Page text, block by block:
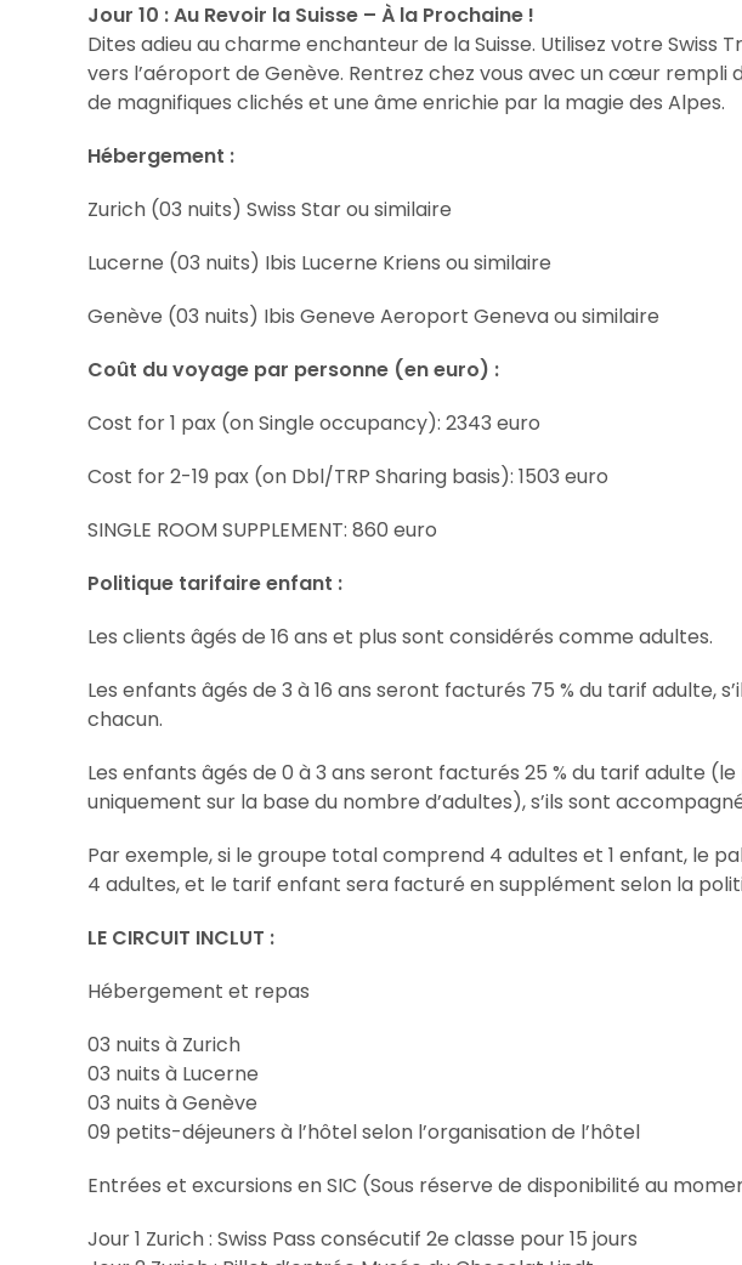
Jour 10 : Au Revoir la Suisse – À la Prochaine !
Dites adieu au charme enchanteur de la Suisse. Utilisez votre Swiss
vers l’aéroport de Genève. Rentrez chez vous avec un cœur rempli
de magnifiques clichés et une âme enrichie par la magie des Alpes.
Hébergement :
Zurich (03 nuits) Swiss Star ou similaire
Lucerne (03 nuits) Ibis Lucerne Kriens ou similaire
Genève (03 nuits) Ibis Geneve Aeroport Geneva ou similaire
Coût du voyage par personne (en euro) :
Cost for 1 pax (on Single occupancy): 2343 euro
Cost for 2-19 pax (on Dbl/TRP Sharing basis): 1503 euro
SINGLE ROOM SUPPLEMENT: 860 euro
Politique tarifaire enfant :
Les clients âgés de 16 ans et plus sont considérés comme adultes.
Les enfants âgés de 3 à 16 ans seront facturés 75 % du tarif adulte,
chacun.
Les enfants âgés de 0 à 3 ans seront facturés 25 % du tarif adulte
uniquement sur la base du nombre d’adultes), s’ils sont
Par exemple, si le groupe total comprend 4 adultes et 1 enfant, le
4 adultes, et le tarif enfant sera facturé en supplément selon la
LE CIRCUIT INCLUT :
Hébergement et repas
03 nuits à Zurich
03 nuits à Lucerne
03 nuits à Genève
09 petits-déjeuners à l’hôtel selon l’organisation de l’hôtel
Entrées et excursions en SIC (Sous réserve de disponibilité au
Jour 1 Zurich : Swiss Pass consécutif 2e classe pour 15 jours